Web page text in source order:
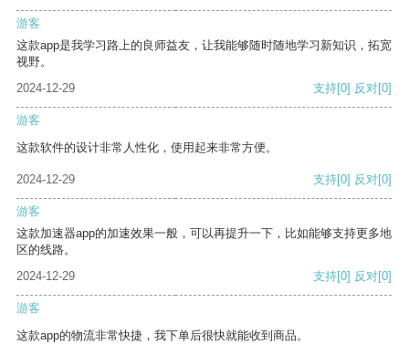
游客
这款app是我学习路上的良师益友，让我能够随时随地学习新知识，拓宽
视野。
2024-12-29
支持[0] 反对[0]
游客
这款软件的设计非常人性化，使用起来非常方便。
2024-12-29 支持[0] 反对[0]
游客
这款加速器app的加速效果一般，可以再提升一下，比如能够支持更多地
区的线路。
2024-12-29
支持[0] 反对[0]
游客
这款app的物流非常快捷，我下单后很快就能收到商品。